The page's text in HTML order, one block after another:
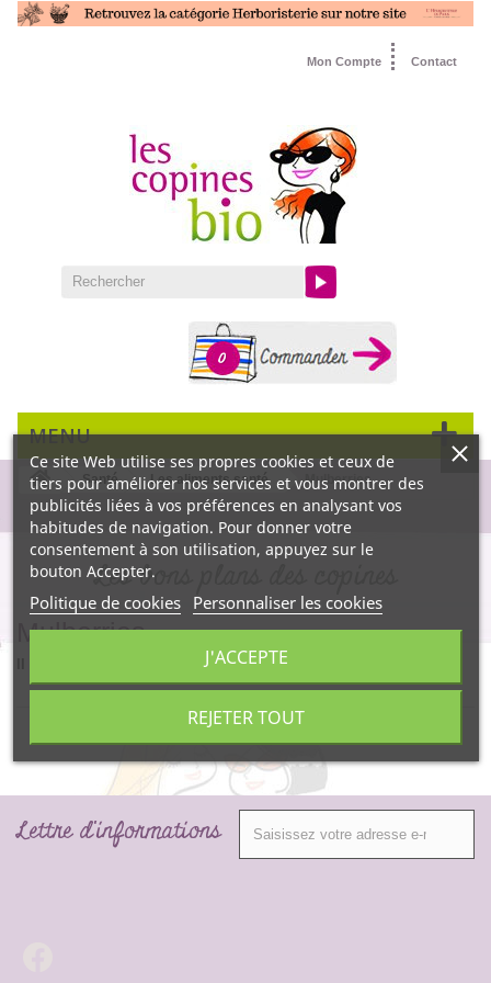
Contact
Mon Compte
0
MENU
Santé Les aliments santé Mulberries
Les bons plans des copines
Mulberries
Il n'y a aucun produit dans cette catégorie.
Ce site Web utilise ses propres cookies et ceux de
tiers pour améliorer nos services et vous montrer des
publicités liées à vos préférences en analysant vos
habitudes de navigation. Pour donner votre
consentement à son utilisation, appuyez sur le
bouton Accepter.
Politique de cookies Personnaliser les cookies
REJETER TOUT
J'ACCEPTE
Lettre d'informations